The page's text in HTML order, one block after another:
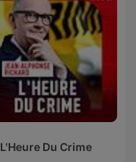
L'Heure Du Crime